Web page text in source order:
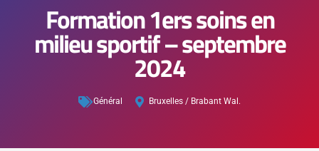
Formation 1ers soins en
milieu sportif – septembre
2024
Général Bruxelles / Brabant Wal.